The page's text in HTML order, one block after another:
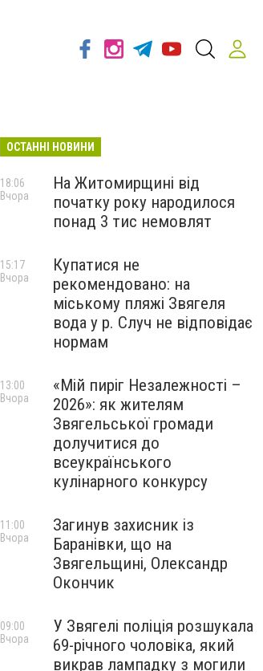
ОСТАННІ НОВИНИ
На Житомирщині від
початку року народилося
понад 3 тис немовлят
18:06
Вчора
Купатися не
рекомендовано: на
міському пляжі Звягеля
вода у р. Случ не відповідає
нормам
15:17
Вчора
«Мій пиріг Незалежності –
2026»: як жителям
Звягельської громади
долучитися до
всеукраїнського
кулінарного конкурсу
13:00
Вчора
Загинув захисник із
Баранівки, що на
Звягельщині, Олександр
Окончик
11:00
Вчора
У Звягелі поліція розшукала
69-річного чоловіка, який
викрав лампадку з могили
09:00
Вчора